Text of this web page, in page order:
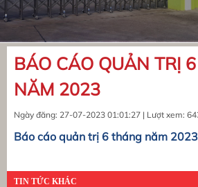
BÁO CÁO QUẢN TRỊ
NĂM 2023
Ngày đăng: 27-07-2023 01:01:27 | Lượt xem:
Báo cáo quản trị 6 tháng năm 2023
TIN TỨC KHÁC